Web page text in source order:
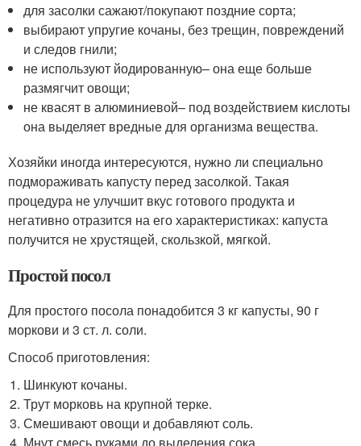
для засолки сажают/покупают поздние сорта;
выбирают упругие кочаны, без трещин, повреждений
и следов гнили;
не используют йодированную– она еще больше
размягчит овощи;
не квасят в алюминиевой– под воздействием кислоты
она выделяет вредные для организма вещества.
Хозяйки иногда интересуются, нужно ли специально
подмораживать капусту перед засолкой. Такая
процедура не улучшит вкус готового продукта и
негативно отразится на его характеристиках: капуста
получится не хрустящей, скользкой, мягкой.
Простой посол
Для простого посола понадобится 3 кг капусты, 90 г
моркови и 3 ст. л. соли.
Способ приготовления:
Шинкуют кочаны.
Трут морковь на крупной терке.
Смешивают овощи и добавляют соль.